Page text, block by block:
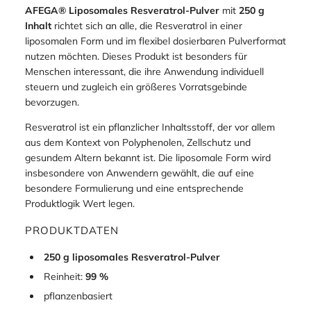
AFEGA® Liposomales Resveratrol-Pulver mit 250 g
Inhalt richtet sich an alle, die Resveratrol in einer
liposomalen Form und im flexibel dosierbaren Pulverformat
nutzen möchten. Dieses Produkt ist besonders für
Menschen interessant, die ihre Anwendung individuell
steuern und zugleich ein größeres Vorratsgebinde
bevorzugen.
Resveratrol ist ein pflanzlicher Inhaltsstoff, der vor allem
aus dem Kontext von Polyphenolen, Zellschutz und
gesundem Altern bekannt ist. Die liposomale Form wird
insbesondere von Anwendern gewählt, die auf eine
besondere Formulierung und eine entsprechende
Produktlogik Wert legen.
PRODUKTDATEN
250 g liposomales Resveratrol-Pulver
Reinheit: 99 %
pflanzenbasiert